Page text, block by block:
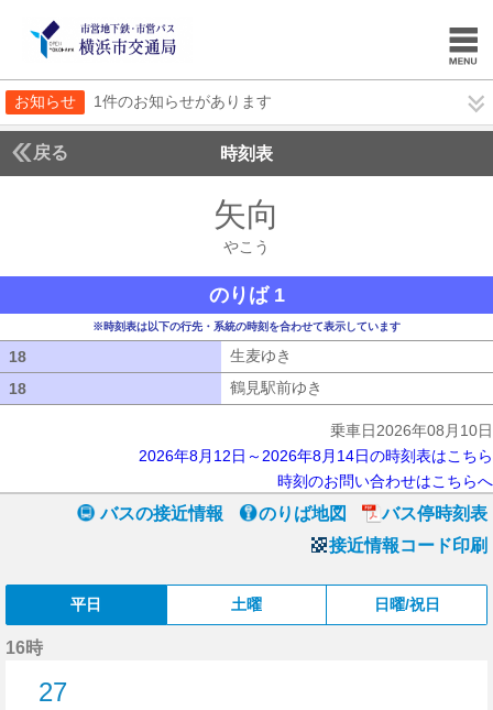
お知らせ 1件のお知らせがあります
戻る 時刻表
矢向
やこう
のりば 1
※時刻表は以下の行先・系統の時刻を合わせて表示しています
18 生麦ゆき
18
鶴見駅前ゆき
乗車日2026年08月10日
2026年8月12日～2026年8月14日の時刻表はこちら
時刻のお問い合わせはこちらへ
バスの接近情報 のりば地図
バス停時刻表
接近情報コード印刷
平日 土曜 日曜/祝日
16時
27